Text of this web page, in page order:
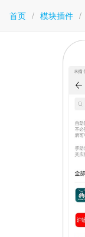
首页 / 模块插件 /